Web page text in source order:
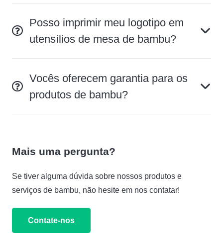
Posso imprimir meu logotipo em
utensílios de mesa de bambu?
Vocês oferecem garantia para os
produtos de bambu?
Mais uma pergunta?
Se tiver alguma dúvida sobre nossos produtos e
serviços de bambu, não hesite em nos contatar!
Contate-nos